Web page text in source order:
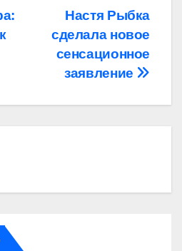
Настя Рыбка
сделала новое
сенсационное
заявление